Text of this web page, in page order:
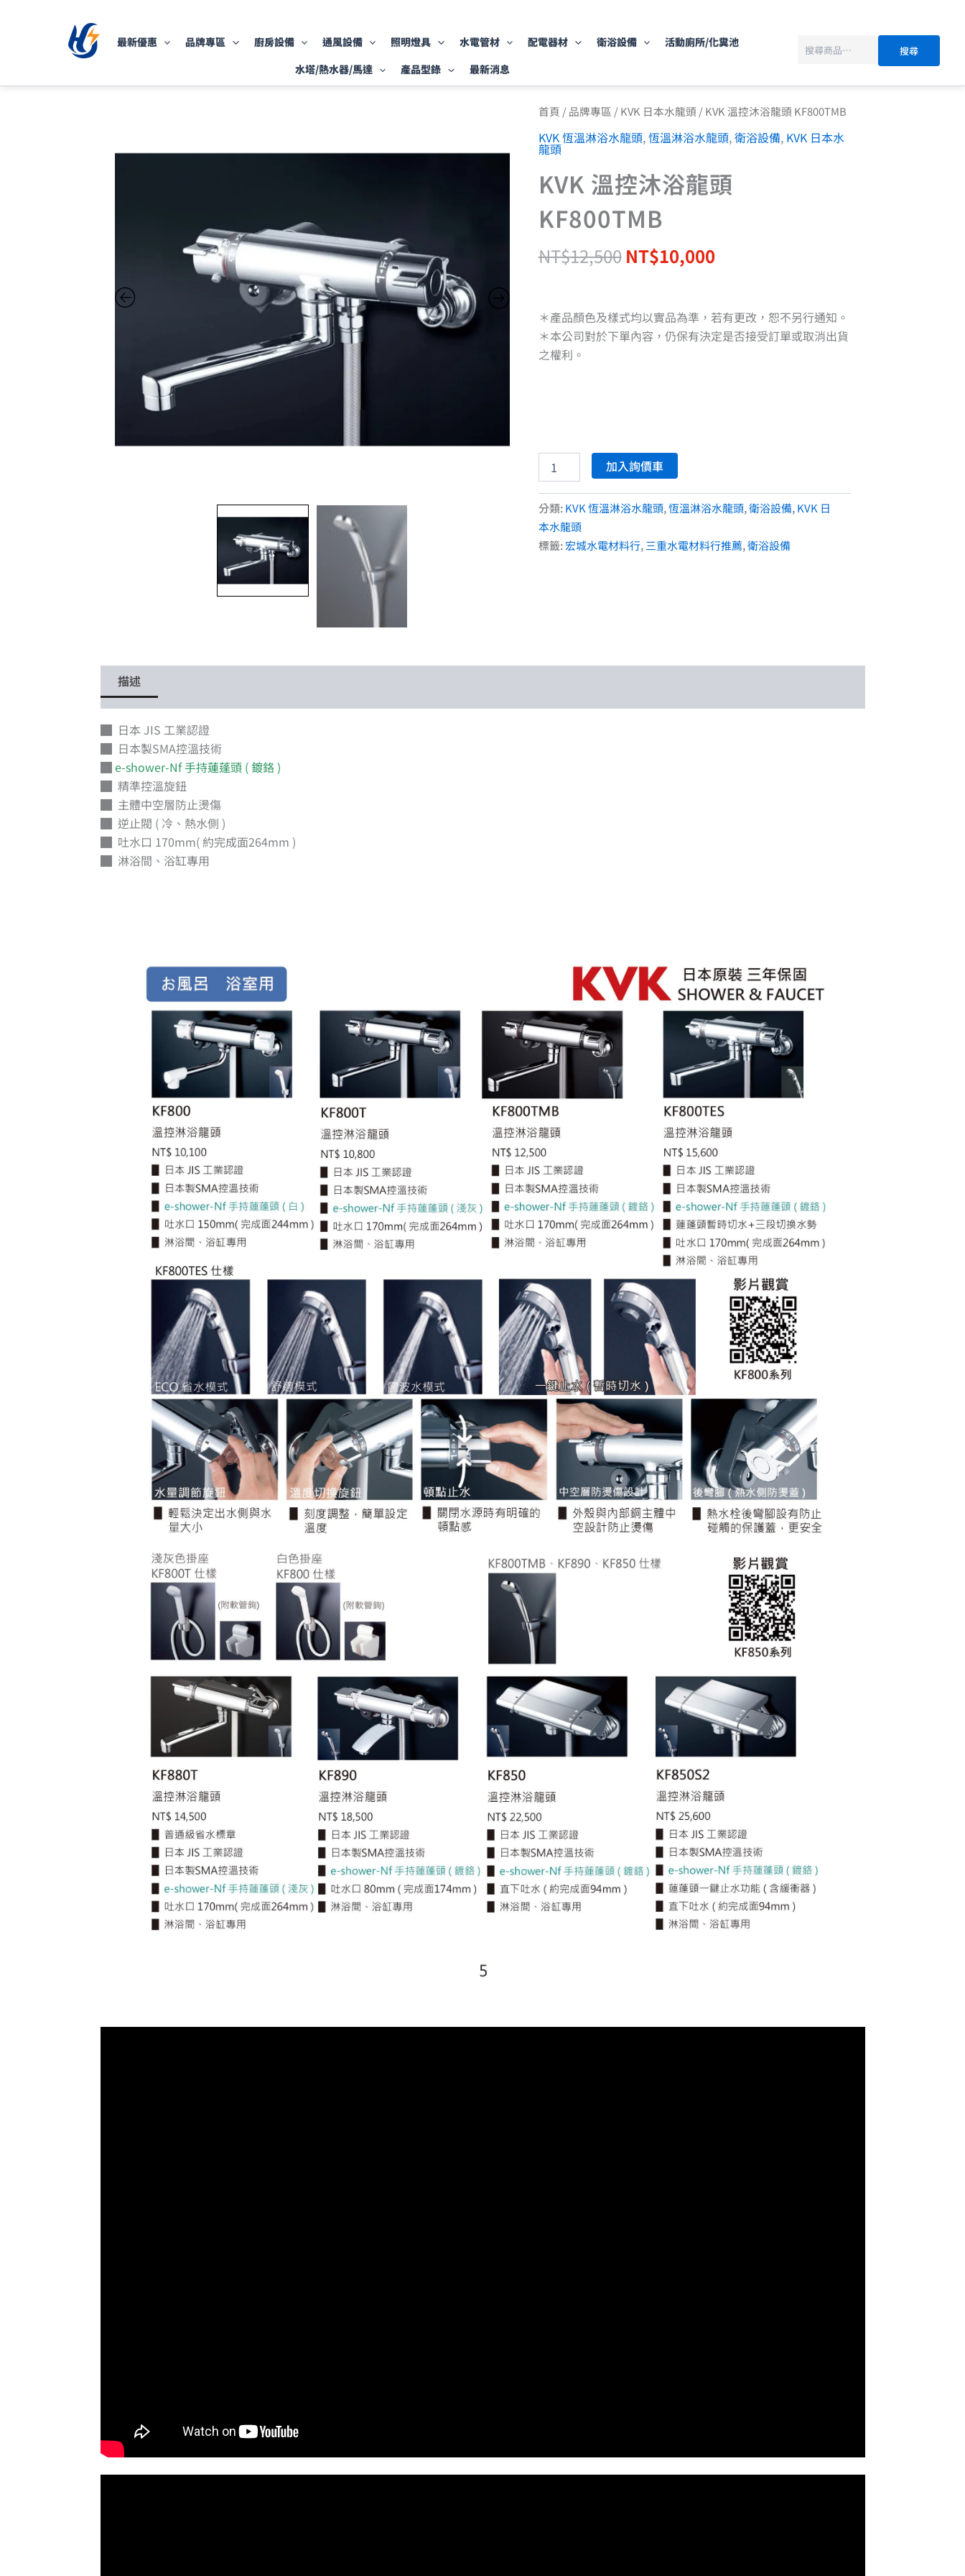
內
最新優惠 品牌專區 廚房設備 通風設備 照明燈具 水電管材 配電器材 衛浴設備
活動廁所/化糞池
水塔/熱水器/馬達
產品型錄 最新消息
搜尋
首頁 /品牌專區 /KVK 日本水龍頭 / KVK 溫控沐浴龍頭 KF800TMB
KVK 恆溫淋浴水龍頭,恆溫淋浴水龍頭,衛浴設備, KVK 日本水
龍頭
KVK 溫控沐浴龍頭
KF800TMB
NT$12,500
原
始
價
格：
NT$12,500。
NT$10,000
目
前
價
NT$10,000。
＊產品顏色及樣式均以實品為準，若有更改，恕不另行通知。
＊本公司對於下單內容，仍保有決定是否接受訂單或取消出貨
之權利。
KVK
控
沐
龍
頭
KF800TMB
數
加入詢價車
分類:KVK 恆溫淋浴水龍頭,恆溫淋浴水龍頭,衛浴設備,KVK 日
本水龍頭
標籤:宏城水電材料行,三重水電材料行推薦,衛浴設備
描述
█ 日本 JIS 工業認證
█ 日本製SMA控溫技術
█e-shower-Nf 手持蓮蓬頭 ( 鍍鉻 )
█ 精準控溫旋鈕
█ 主體中空層防止燙傷
█ 逆止閥 ( 冷、熱水側 )
█ 吐水口 170mm( 約完成面264mm )
█ 淋浴間、浴缸專用